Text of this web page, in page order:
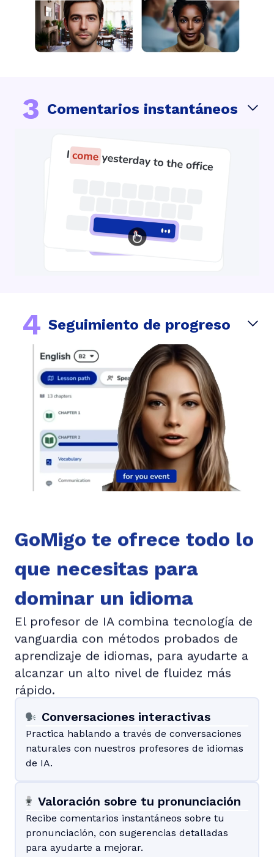
3 Comentarios instantáneos
4 Seguimiento de progreso
GoMigo te ofrece todo lo
que necesitas para
dominar un idioma
El profesor de IA combina tecnología de
vanguardia con métodos probados de
aprendizaje de idiomas, para ayudarte a
alcanzar un alto nivel de fluidez más
rápido.
Conversaciones interactivas
Practica hablando a través de conversaciones
naturales con nuestros profesores de idiomas
de IA.
Valoración sobre tu pronunciación
Recibe comentarios instantáneos sobre tu
pronunciación, con sugerencias detalladas
para ayudarte a mejorar.